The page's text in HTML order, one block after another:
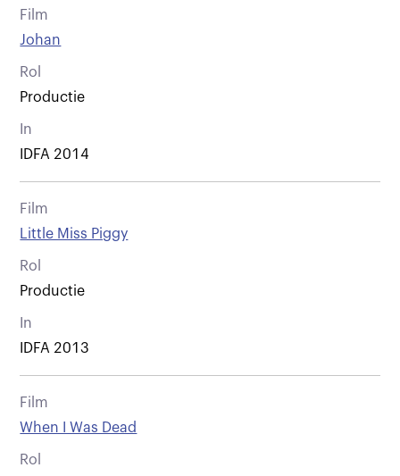
Film
Johan
Rol
Productie
In
IDFA 2014
Film
Little Miss Piggy
Rol
Productie
In
IDFA 2013
Film
When I Was Dead
Rol